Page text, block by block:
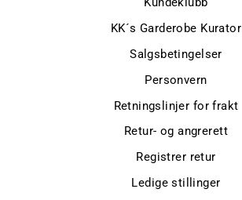
KK´s Garderobe Kurator
Salgsbetingelser
Personvern
Retningslinjer for frakt
Retur- og angrerett
Registrer retur
Ledige stillinger